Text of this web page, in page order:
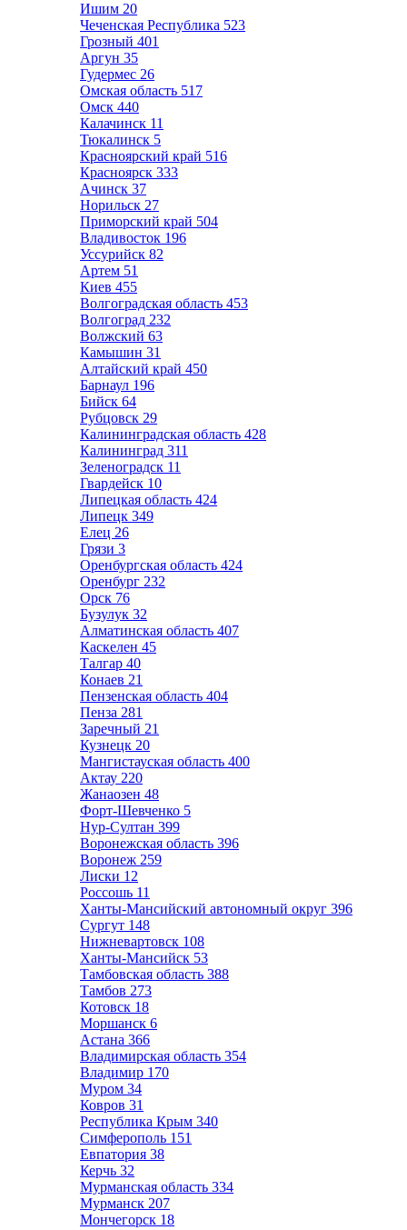
Ишим 20
Чеченская Республика 523
Грозный 401
Аргун 35
Гудермес 26
Омская область 517
Омск 440
Калачинск 11
Тюкалинск 5
Красноярский край 516
Красноярск 333
Ачинск 37
Норильск 27
Приморский край 504
Владивосток 196
Уссурийск 82
Артем 51
Киев 455
Волгоградская область 453
Волгоград 232
Волжский 63
Камышин 31
Алтайский край 450
Барнаул 196
Бийск 64
Рубцовск 29
Калининградская область 428
Калининград 311
Зеленоградск 11
Гвардейск 10
Липецкая область 424
Липецк 349
Елец 26
Грязи 3
Оренбургская область 424
Оренбург 232
Орск 76
Бузулук 32
Алматинская область 407
Каскелен 45
Талгар 40
Конаев 21
Пензенская область 404
Пенза 281
Заречный 21
Кузнецк 20
Мангистауская область 400
Актау 220
Жанаозен 48
Форт-Шевченко 5
Нур-Султан 399
Воронежская область 396
Воронеж 259
Лиски 12
Россошь 11
Ханты-Мансийский автономный округ 396
Сургут 148
Нижневартовск 108
Ханты-Мансийск 53
Тамбовская область 388
Тамбов 273
Котовск 18
Моршанск 6
Астана 366
Владимирская область 354
Владимир 170
Муром 34
Ковров 31
Республика Крым 340
Симферополь 151
Евпатория 38
Керчь 32
Мурманская область 334
Мурманск 207
Мончегорск 18